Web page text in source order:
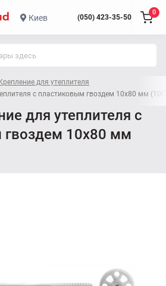
Киев (050) 423-35-50
0
Крепление для утеплителя
с пластиковым гвоздем 10x80 мм
для утеплителя с
гвоздем 10x80 мм